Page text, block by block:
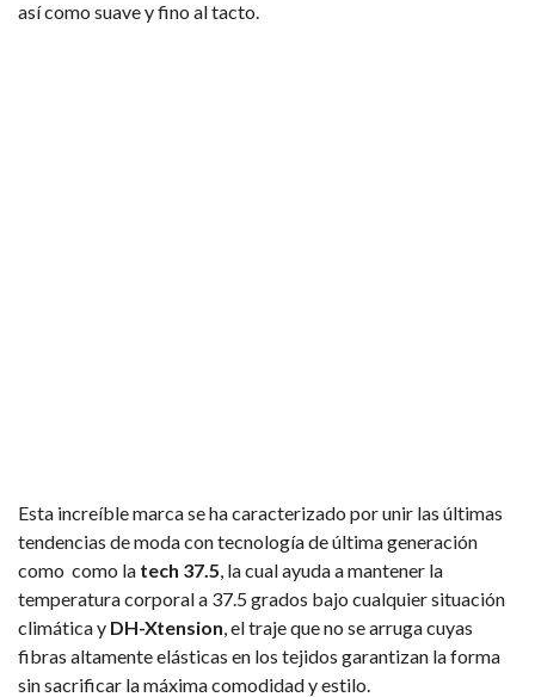
así como suave y fino al tacto.
Esta increíble marca se ha caracterizado por unir las últimas
tendencias de moda con tecnología de última generación
como como la tech 37.5 , la cual ayuda a mantener la
temperatura corporal a 37.5 grados bajo cualquier situación
climática y DH-Xtension , el traje que no se arruga cuyas
fibras altamente elásticas en los tejidos garantizan la forma
sin sacrificar la máxima comodidad y estilo.